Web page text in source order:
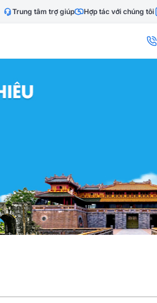
Trung tâm trợ giúp Hợp tác với chúng tôi